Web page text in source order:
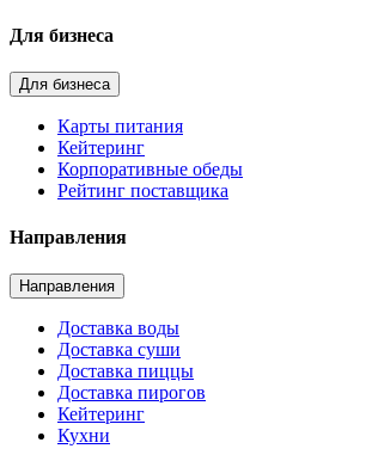
Для бизнеса
Для бизнеса
Карты питания
Кейтеринг
Корпоративные обеды
Рейтинг поставщика
Направления
Направления
Доставка воды
Доставка суши
Доставка пиццы
Доставка пирогов
Кейтеринг
Кухни